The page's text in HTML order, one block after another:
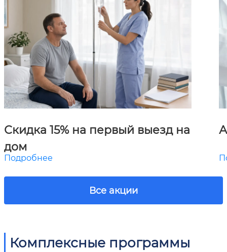
Скидка 15% на первый выезд на
дом
Подробнее
Все акции
Комплексные программы